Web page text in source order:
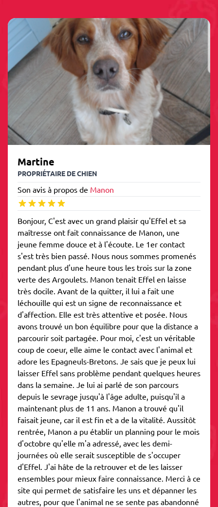
Martine
PROPRIÉTAIRE DE CHIEN
Son avis à propos de Manon
Bonjour, C'est avec un grand plaisir qu'Effel et sa
maîtresse ont fait connaissance de Manon, une
jeune femme douce et à l'écoute. Le 1er contact
s'est très bien passé. Nous nous sommes promenés
pendant plus d'une heure tous les trois sur la zone
verte des Argoulets. Manon tenait Effel en laisse
très docile. Avant de la quitter, il lui a fait une
léchouille qui est un signe de reconnaissance et
d'affection. Elle est très attentive et posée. Nous
avons trouvé un bon équilibre pour que la distance a
parcourir soit partagée. Pour moi, c'est un véritable
coup de coeur, elle aime le contact avec l'animal et
adore les Epagneuls-Bretons. Je sais que je peux lui
laisser Effel sans problème pendant quelques heures
dans la semaine. Je lui ai parlé de son parcours
depuis le sevrage jusqu'à l'âge adulte, puisqu'il a
maintenant plus de 11 ans. Manon a trouvé qu'il
faisait jeune, car il est fin et a de la vitalité. Aussitôt
rentrée, Manon a pu établir un planning pour le mois
d'octobre qu'elle m'a adressé, avec les demi-
journées où elle serait susceptible de s'occuper
d'Effel. J'ai hâte de la retrouver et de les laisser
ensembles pour mieux faire connaissance. Merci à ce
site qui permet de satisfaire les uns et dépanner les
autres, pour que l'animal ne se sente pas abandonné